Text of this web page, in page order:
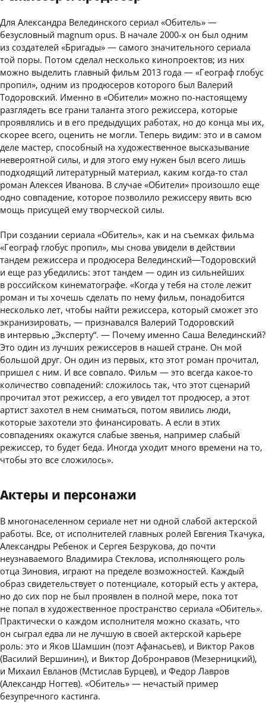
Для Александра Велединского сериал «Обитель» —
безусловный magnum opus. В начале 2000-х он был одним
из создателей «Бригады» — самого значительного сериала
той поры. Потом сделал несколько кинопроектов; из них
можно выделить главный фильм 2013 года — «Географ глобус
пропил», одним из продюсеров которого был Валерий
Тодоровский. Именно в «Обители» можно по-настоящему
разглядеть все грани таланта этого режиссера, которые
проявлялись и в его предыдущих работах, но до конца мы их,
скорее всего, оценить не могли. Теперь видим: это и в самом
деле мастер, способный на художественное высказывание
невероятной силы, и для этого ему нужен был всего лишь
подходящий литературный материал, каким когда-то стал
роман Алексея Иванова. В случае «Обители» произошло еще
одно совпадение, которое позволило режиссеру явить всю
мощь присущей ему творческой силы.
При создании сериала «Обитель», как и на съемках фильма
«Географ глобус пропил», мы снова увидели в действии
тандем режиссера и продюсера Велединский—Тодоровский
и еще раз убедились: этот тандем — один из сильнейших
в российском кинематографе. «Когда у тебя на столе лежит
роман и ты хочешь сделать по нему фильм, понадобится
несколько лет, чтобы найти режиссера, который сможет это
экранизировать, — признавался Валерий Тодоровский
в интервью „Эксперту“. — Почему именно Саша Велединский?
Это один из лучших режиссеров в нашей стране. Он мой
большой друг. Он один из первых, кто этот роман прочитал,
пришел с ним. И все совпало. Фильм — это всегда какое-то
количество совпадений: сложилось так, что этот сценарий
прочитал этот режиссер, а его увидел тот продюсер, а этот
артист захотел в нем сниматься, потом явились люди,
которые захотели это финансировать. А если в этих
совпадениях окажутся слабые звенья, например слабый
режиссер, то будет беда. Иногда уходит много времени на то,
чтобы это все сложилось».
Актеры и персонажи
В многонаселенном сериале нет ни одной слабой актерской
работы. Все, от исполнителей главных ролей Евгения Ткачука,
Александры Ребенок и Сергея Безрукова, до почти
неузнаваемого Владимира Стеклова, исполняющего роль
отца Зиновия, играют на пределе возможностей. Каждый
образ свидетельствует о потенциале, который есть у актера,
но до сих пор не был проявлен в полной мере, пока тот
не попал в художественное пространство сериала «Обитель».
Практически о каждом исполнителя можно сказать, что
он сыграл едва ли не лучшую в своей актерской карьере
роль: это и Яков Шамшин (поэт Афанасьев), и Виктор Раков
(Василий Вершинин), и Виктор Добронравов (Мезерницкий),
и Михаил Евланов (Мстислав Бурцев), и Федор Лавров
(Александр Ногтев). «Обитель» — нечастый пример
безупречного кастинга.